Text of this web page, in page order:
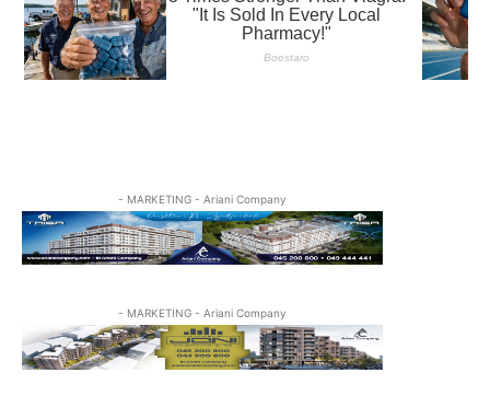
- MARKETING - Ariani Company
- MARKETING - Ariani Company